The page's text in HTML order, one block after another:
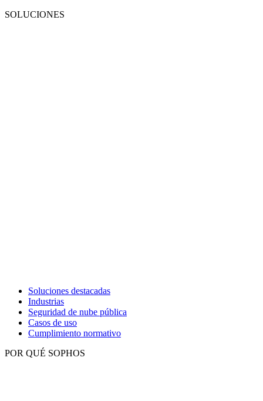
SOLUCIONES
Soluciones destacadas
Industrias
Seguridad de nube pública
Casos de uso
Cumplimiento normativo
POR QUÉ SOPHOS